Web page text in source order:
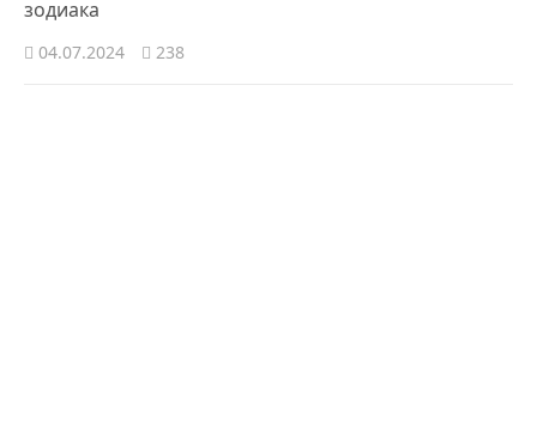
зодиака
04.07.2024 238